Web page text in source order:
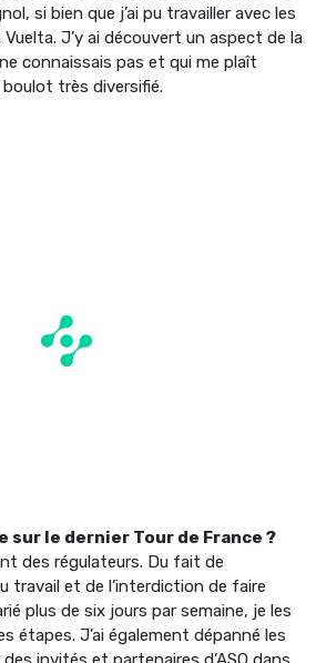
si bien que j’ai pu travailler avec les
Vuelta. J’y ai découvert un aspect de la
connaissais pas et qui me plaît
boulot très diversifié.
le dernier Tour de France ?
des régulateurs. Du fait de
travail et de l’interdiction de faire
plus de six jours par semaine, je les
étapes. J’ai également dépanné les